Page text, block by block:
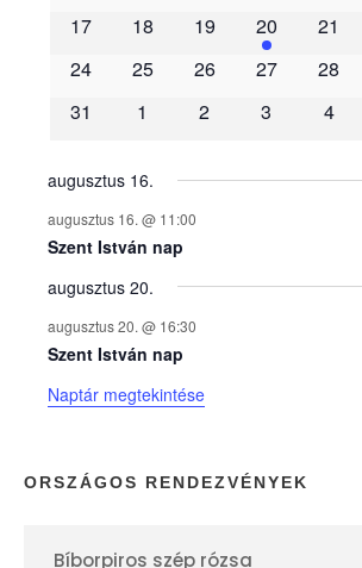
m
é
n
y
e
k
n
a
p
17
18 19 20 21
24
25 26 27 28
31
1 2 3 4
augusztus 16.
augusztus 16. @ 11:00
Szent István nap
augusztus 20.
augusztus 20. @ 16:30
Szent István nap
Naptár megtekintése
ORSZÁGOS RENDEZVÉNYEK
Bíborpiros szép rózsa